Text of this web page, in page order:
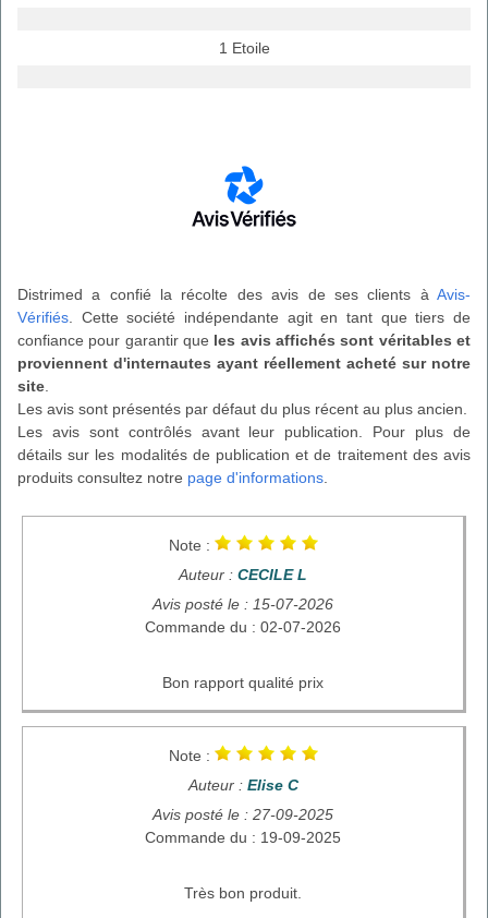
1 Etoile
Distrimed a confié la récolte des avis de ses clients à Avis-
Vérifiés. Cette société indépendante agit en tant que tiers de
confiance pour garantir que les avis affichés sont véritables et
proviennent d'internautes ayant réellement acheté sur notre
site.
Les avis sont présentés par défaut du plus récent au plus ancien.
Les avis sont contrôlés avant leur publication. Pour plus de
détails sur les modalités de publication et de traitement des avis
produits consultez notre page d'informations.
Note :
Auteur : CECILE L
Avis posté le : 15-07-2026
Commande du : 02-07-2026
Bon rapport qualité prix
Note :
Auteur : Elise C
Avis posté le : 27-09-2025
Commande du : 19-09-2025
Très bon produit.